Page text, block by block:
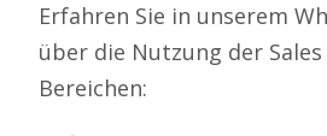
Erfahren Sie in unserem
über die Nutzung der
Bereichen: